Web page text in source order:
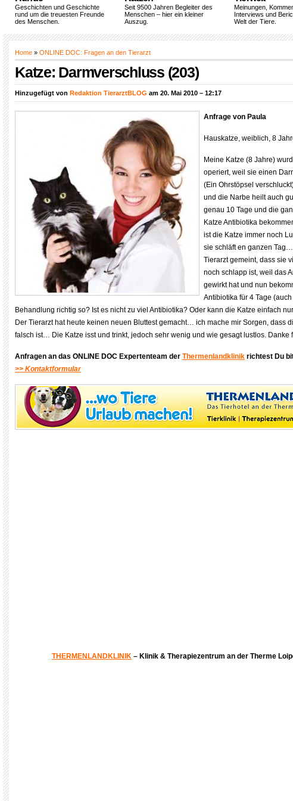
Geschichten und Geschichte
rund um die treuesten Freunde
des Menschen.
Seit 9500 Jahren Begleiter des
Menschen – hier ein kleiner
Auszug.
Meinungen,
Interviews und
Welt der Tiere.
Home » ONLINE DOC: Fragen an den Tierarzt
Katze: Darmverschluss (203)
Hinzugefügt von Redaktion TierarztBLOG am 20. Mai 2010 – 12:17
Anfrage von Paula
Hauskatze, weiblich, 8
Meine Katze (8 Jahre)
operiert, weil sie einen
(Ein Ohrstöpsel
und die Narbe heilt auch
genau 10 Tage und die
Katze Antibiotika
ist die Katze immer noch
sie schläft en ganzen
Tierarzt gemeint, dass sie
noch schlapp ist, weil das
gewirkt hat und nun
Antibiotika für 4 Tage
Behandlung richtig so? Ist es nicht zu viel Antibiotika? Oder kann die Katze einfach
Der Tierarzt hat heute keinen neuen Bluttest gemacht… ich mache mir Sorgen, dass
falsch ist… Die Katze isst und trinkt, jedoch sehr wenig und wie gesagt lustlos. Danke
Anfragen an das ONLINE DOC Expertenteam der Thermenlandklinik richtest Du
>> Kontaktformular
THERMENLANDKLINIK – Klinik & Therapiezentrum an der Therme